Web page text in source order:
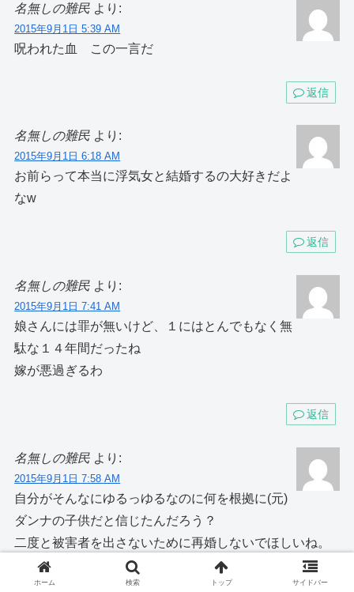
名無しの難民 より:
2015年9月1日 5:39 AM
呪われた血 この一言だ
返信
名無しの難民 より:
2015年9月1日 6:18 AM
お前らって本当に浮気女と結婚するの大好きだよ
なw
返信
名無しの難民 より:
2015年9月1日 7:41 AM
娘さんには罪が無いけど、１にはとんでもなく無
駄な１４年間だったね
嫁が悪過ぎるわ
返信
名無しの難民 より:
2015年9月1日 7:58 AM
自分がそんなにゆるっゆるなのに何を根拠に(元)
ダンナの子供だと信じたんだろう？
二度と被害者を出さないために再婚しないでほしいね。
汚嫁。
ホーム 検索 トップ サイドバー